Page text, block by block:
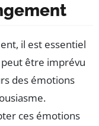
il est essentiel
être imprévu
des émotions
ces émotions